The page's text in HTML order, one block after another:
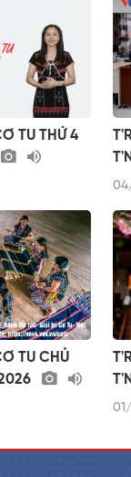
TU THỨ 4
TU CHỦ